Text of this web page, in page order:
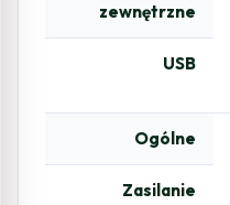
zewnętrzne
USB
Ogólne
Zasilanie